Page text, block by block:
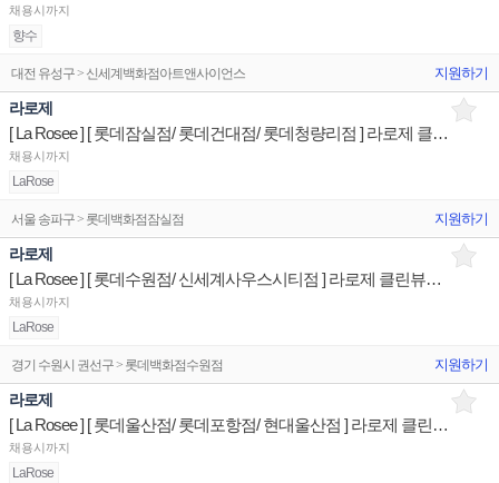
채용시까지
향수
대전 유성구 > 신세계백화점아트앤사이언스 지원하기
라로제
[ La Rosee ] [ 롯데잠실점/ 롯데건대점/ 롯데청량리점 ] 라로제 클린뷰티 상품/진열/지원 판매직원
채용시까지
LaRose
서울 송파구 > 롯데백화점잠실점 지원하기
라로제
[ La Rosee ] [ 롯데수원점/ 신세계사우스시티점 ] 라로제 클린뷰티 상품/진열/지원 판매직원
채용시까지
LaRose
경기 수원시 권선구 > 롯데백화점수원점 지원하기
라로제
[ La Rosee ] [ 롯데울산점/ 롯데포항점/ 현대울산점 ] 라로제 클린뷰티 상품/진열/지원 판매직원
채용시까지
LaRose